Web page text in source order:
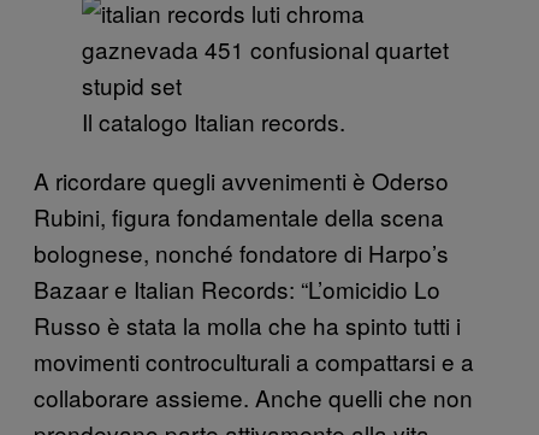
Il catalogo Italian records.
A ricordare quegli avvenimenti è Oderso
Rubini, figura fondamentale della scena
bolognese, nonché fondatore di Harpo’s
Bazaar e Italian Records: “L’omicidio Lo
Russo è stata la molla che ha spinto tutti i
movimenti controculturali a compattarsi e a
collaborare assieme. Anche quelli che non